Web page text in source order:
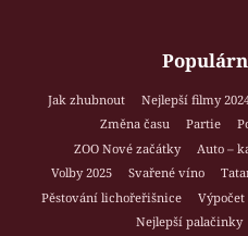
Jak zhubnout Nejlepší filmy
Změna času
Partie
ZOO Nové začátky
Auto –
Volby 2025
Svařené víno
Pěstování lichořeřišnice
Výpočet
Nejlepší palačinky